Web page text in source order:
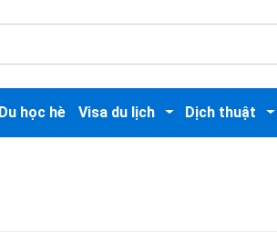
Du học hè Visa du lịch Dịch thuật